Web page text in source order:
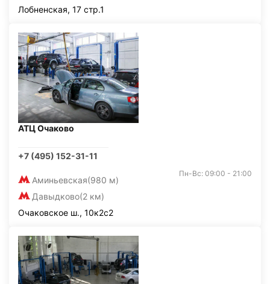
Лобненская, 17 стр.1
АТЦ Очаково
+7 (495) 152-31-11
Аминьевская(980 м)
Давыдково(2 км)
Пн-Вс: 09:00 - 21:00
Очаковское ш., 10к2с2